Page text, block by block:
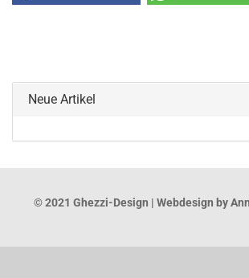
Neue Artikel
© 2021 Ghezzi-Design | Webdesign by